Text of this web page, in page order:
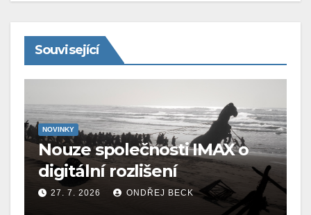
Související
NOVINKY
Nouze společnosti IMAX o
digitální rozlišení
27. 7. 2026 ONDŘEJ BECK